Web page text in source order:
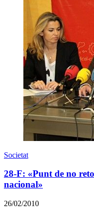
Societat
28-F: «Punt de no
nacional»
26/02/2010